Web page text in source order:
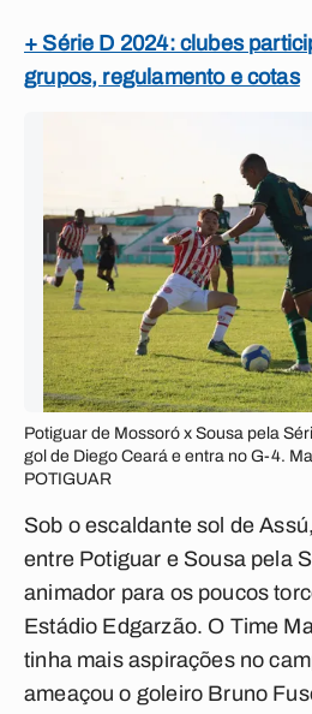
+ Série D 2024: clubes
grupos, regulamento e cotas
Potiguar de Mossoró x Sousa pela
gol de Diego Ceará e entra no G-4.
POTIGUAR
Sob o escaldante sol de
entre Potiguar e Sousa pela
animador para os poucos
Estádio Edgarzão. O Time
tinha mais aspirações no
ameaçou o goleiro Bruno